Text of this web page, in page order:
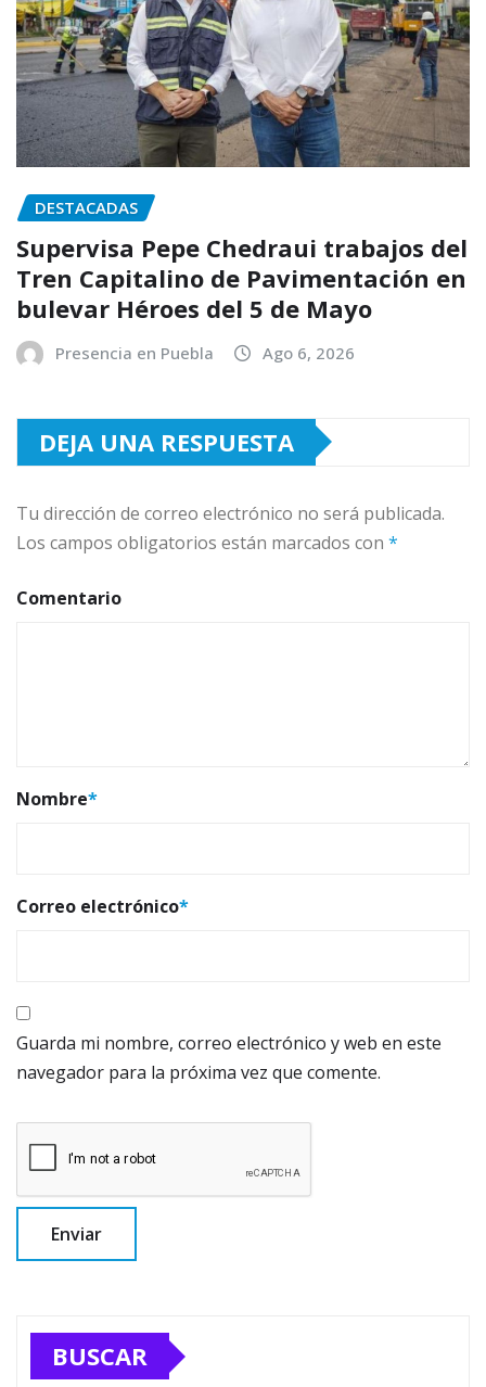
DESTACADAS
Supervisa Pepe Chedraui trabajos del
Tren Capitalino de Pavimentación en
bulevar Héroes del 5 de Mayo
Presencia en Puebla Ago 6, 2026
DEJA UNA RESPUESTA
Tu dirección de correo electrónico no será publicada.
Los campos obligatorios están marcados con *
Comentario
Nombre*
Correo electrónico*
Guarda mi nombre, correo electrónico y web en este
navegador para la próxima vez que comente.
BUSCAR